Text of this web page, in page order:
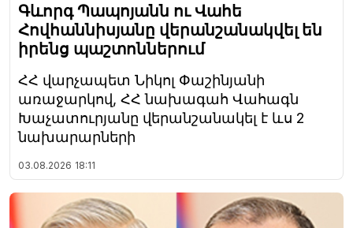
Գևորգ Պապոյանն ու Վահե
Հովհաննիսյանը վերանշանակվել են
իրենց պաշտոններում
ՀՀ վարչապետ Նիկոլ Փաշինյանի
առաջարկով, ՀՀ նախագահ Վահագն
Խաչատուրյանը վերանշանակել է ևս 2
նախարարների
03.08.2026 18:11